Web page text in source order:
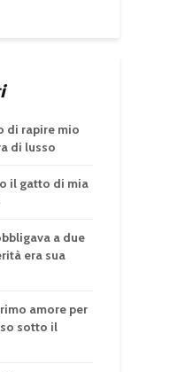
di rapire mio
di lusso
il gatto di mia
a due
era sua
amore per
sotto il